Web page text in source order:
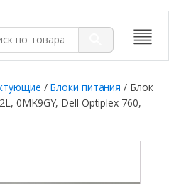
/ Блоки питания / Блок
0MK9GY, Dell Optiplex 760,